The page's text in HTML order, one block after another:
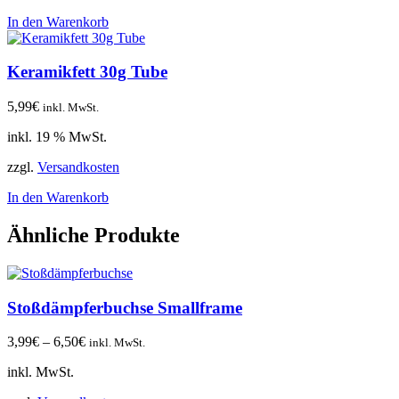
In den Warenkorb
Keramikfett 30g Tube
5,99€ inkl. MwSt.
inkl. 19 % MwSt.
zzgl. Versandkosten
In den Warenkorb
Ähnliche Produkte
Stoßdämpferbuchse Smallframe
3,99€ – 6,50€ inkl. MwSt.
inkl. MwSt.